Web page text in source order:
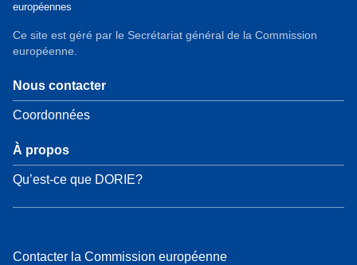
européennes
Ce site est géré par le Secrétariat général de la Commission
européenne.
Nous contacter
Coordonnées
À propos
Qu’est-ce que DORIE?
Contacter la Commission européenne